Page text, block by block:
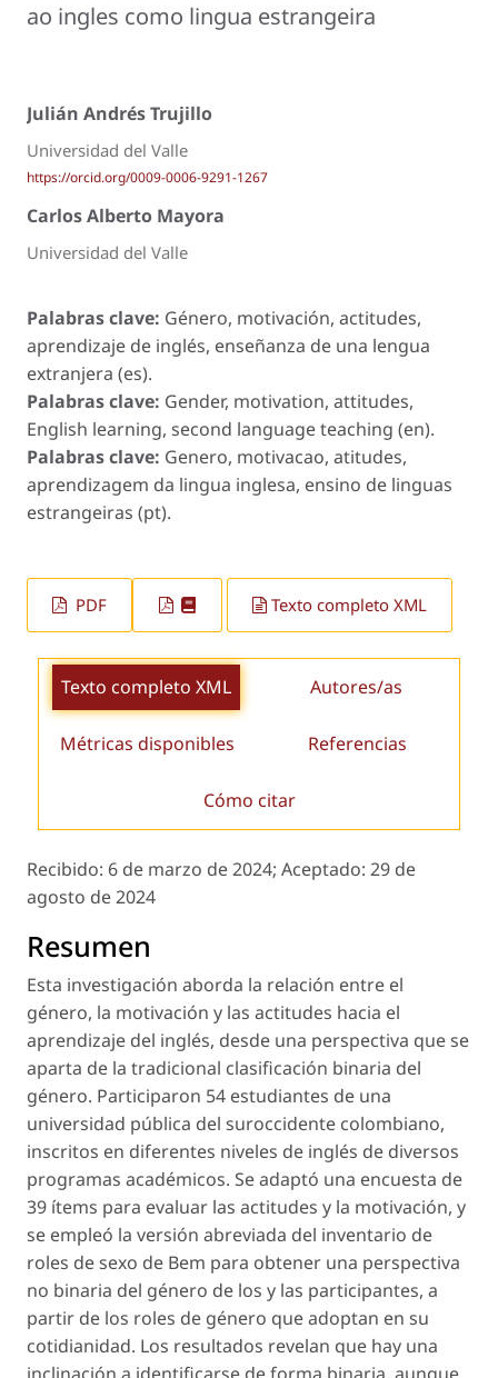
ao ingles como lingua estrangeira
Julián Andrés Trujillo
Universidad del Valle
https://orcid.org/0009-0006-9291-1267
Carlos Alberto Mayora
Universidad del Valle
Palabras clave: Género, motivación, actitudes,
aprendizaje de inglés, enseñanza de una lengua
extranjera (es).
Palabras clave: Gender, motivation, attitudes,
English learning, second language teaching (en).
Palabras clave: Genero, motivacao, atitudes,
aprendizagem da lingua inglesa, ensino de linguas
estrangeiras (pt).
PDF Texto completo XML
Texto completo XML Autores/as
Métricas disponibles Referencias
Cómo citar
Recibido: 6 de marzo de 2024; Aceptado: 29 de
agosto de 2024
Resumen
Esta investigación aborda la relación entre el
género, la motivación y las actitudes hacia el
aprendizaje del inglés, desde una perspectiva que se
aparta de la tradicional clasificación binaria del
género. Participaron 54 estudiantes de una
universidad pública del suroccidente colombiano,
inscritos en diferentes niveles de inglés de diversos
programas académicos. Se adaptó una encuesta de
39 ítems para evaluar las actitudes y la motivación, y
se empleó la versión abreviada del inventario de
roles de sexo de Bem para obtener una perspectiva
no binaria del género de los y las participantes, a
partir de los roles de género que adoptan en su
cotidianidad. Los resultados revelan que hay una
inclinación a identificarse de forma binaria, aunque